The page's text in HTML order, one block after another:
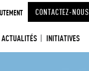
CONTACTEZ-NOUS
ACTUALITÉS INITIATIVES